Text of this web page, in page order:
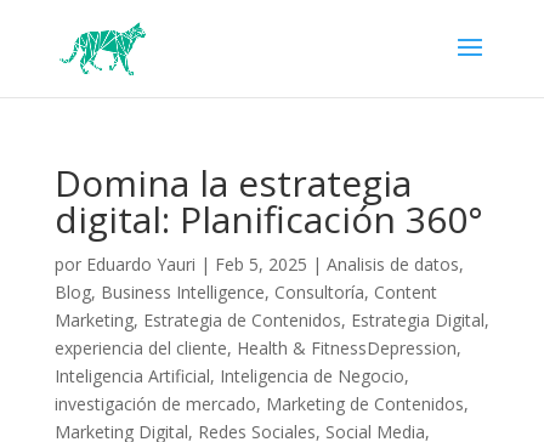
Domina la estrategia
digital: Planificación 360°
por Eduardo Yauri | Feb 5, 2025 | Analisis de datos,
Blog, Business Intelligence, Consultoría, Content
Marketing, Estrategia de Contenidos, Estrategia Digital,
experiencia del cliente, Health & FitnessDepression,
Inteligencia Artificial, Inteligencia de Negocio,
investigación de mercado, Marketing de Contenidos,
Marketing Digital, Redes Sociales, Social Media,